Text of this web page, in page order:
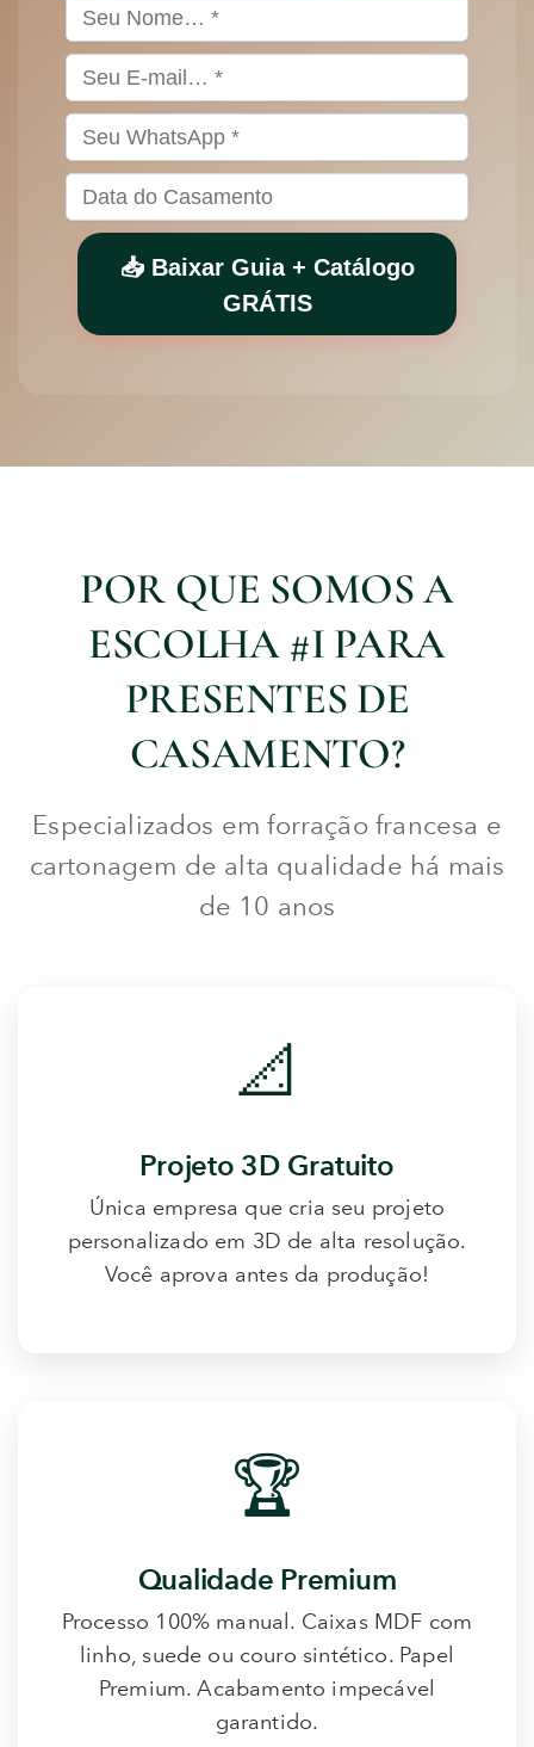
📥 Baixar Guia + Catálogo
GRÁTIS
POR QUE SOMOS A
ESCOLHA #I PARA
PRESENTES DE
CASAMENTO?
Especializados em forração francesa e
cartonagem de alta qualidade há mais
de 10 anos
📐
Projeto 3D Gratuito
Única empresa que cria seu projeto
personalizado em 3D de alta resolução.
Você aprova antes da produção!
🏆
Qualidade Premium
Processo 100% manual. Caixas MDF com
linho, suede ou couro sintético. Papel
Premium. Acabamento impecável
garantido.